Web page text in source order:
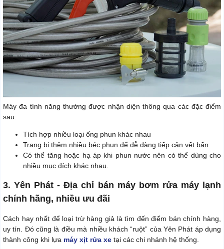
Máy đa tính năng thường được nhận diện thông qua các đặc điểm
sau:
Tích hợp nhiều loại ống phun khác nhau
Trang bị thêm nhiều béc phun để dễ dàng tiếp cận vết bẩn
Có thể tăng hoặc hạ áp khi phun nước nên có thể dùng cho
nhiều mục đích khác nhau.
3. Yên Phát - Địa chỉ bán máy bơm rửa máy lạnh
chính hãng, nhiều ưu đãi
Cách hay nhất để loại trừ hàng giả là tìm đến điểm bán chính hàng,
uy tín. Đó cũng là điều mà nhiều khách “ruột” của Yên Phát áp dụng
thành công khi lựa máy xịt rửa xe tại các chi nhánh hệ thống.